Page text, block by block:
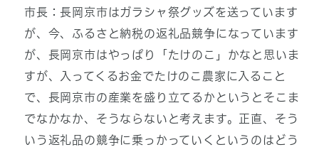
市長：長岡京市はガラシャ祭グッズを送っています
が、今、ふるさと納税の返礼品競争になっています
が、長岡京市はやっぱり「たけのこ」かなと思いま
すが、入ってくるお金でたけのこ農家に入ること
で、長岡京市の産業を盛り立てるかというとそこま
でなかなか、そうならないと考えます。正直、そう
いう返礼品の競争に乗っかっていくというのはどう